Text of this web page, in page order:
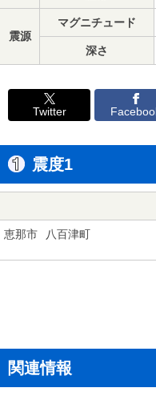
震源
マグニチュード
深さ
Twitter
震度1
恵那市 八百津町
関連情報